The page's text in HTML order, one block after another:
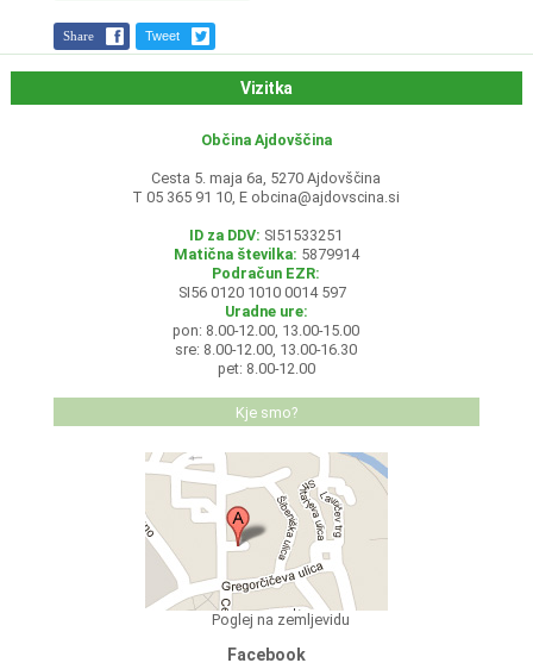
Share Tweet
Vizitka
Občina Ajdovščina
Cesta 5. maja 6a, 5270 Ajdovščina
T 05 365 91 10, E obcina@ajdovscina.si
ID za DDV: SI51533251
Matična številka: 5879914
Podračun EZR:
SI56 0120 1010 0014 597
Uradne ure:
pon: 8.00-12.00, 13.00-15.00
sre: 8.00-12.00, 13.00-16.30
pet: 8.00-12.00
Kje smo?
Poglej na zemljevidu
Facebook